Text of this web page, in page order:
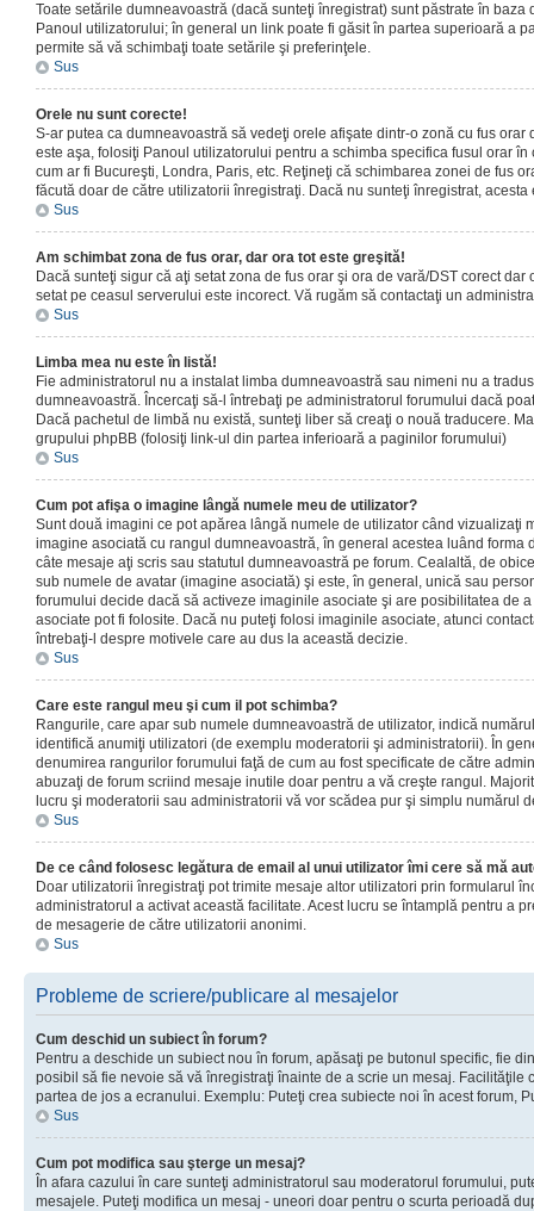
Toate setările dumneavoastră (dacă sunteţi înregistrat) sunt păstrate în baza
Panoul utilizatorului; în general un link poate fi găsit în partea superioară a
permite să vă schimbaţi toate setările şi preferinţele.
Sus
Orele nu sunt corecte!
S-ar putea ca dumneavoastră să vedeţi orele afişate dintr-o zonă cu fus orar
este aşa, folosiţi Panoul utilizatorului pentru a schimba specifica fusul orar
cum ar fi Bucureşti, Londra, Paris, etc. Reţineţi că schimbarea zonei de fus
făcută doar de către utilizatorii înregistraţi. Dacă nu sunteţi înregistrat, acesta
Sus
Am schimbat zona de fus orar, dar ora tot este greşită!
Dacă sunteţi sigur că aţi setat zona de fus orar şi ora de vară/DST corect
setat pe ceasul serverului este incorect. Vă rugăm să contactaţi un
Sus
Limba mea nu este în listă!
Fie administratorul nu a instalat limba dumneavoastră sau nimeni nu a
dumneavoastră. Încercaţi să-l întrebaţi pe administratorul forumului dacă
Dacă pachetul de limbă nu există, sunteţi liber să creaţi o nouă traducere.
grupului phpBB (folosiţi link-ul din partea inferioară a paginilor forumului)
Sus
Cum pot afişa o imagine lângă numele meu de utilizator?
Sunt două imagini ce pot apărea lângă numele de utilizator când vizualizaţi
imagine asociată cu rangul dumneavoastră, în general acestea luând forma
câte mesaje aţi scris sau statutul dumneavoastră pe forum. Cealaltă, de
sub numele de avatar (imagine asociată) şi este, în general, unică sau
forumului decide dacă să activeze imaginile asociate şi are posibilitatea de
asociate pot fi folosite. Dacă nu puteţi folosi imaginile asociate, atunci
întrebaţi-l despre motivele care au dus la această decizie.
Sus
Care este rangul meu şi cum il pot schimba?
Rangurile, care apar sub numele dumneavoastră de utilizator, indică
identifică anumiţi utilizatori (de exemplu moderatorii şi administratorii). În
denumirea rangurilor forumului faţă de cum au fost specificate de către
abuzaţi de forum scriind mesaje inutile doar pentru a vă creşte rangul.
lucru şi moderatorii sau administratorii vă vor scădea pur şi simplu numărul
Sus
De ce când folosesc legătura de email al unui utilizator îmi cere să mă
Doar utilizatorii înregistraţi pot trimite mesaje altor utilizatori prin formularul
administratorul a activat această facilitate. Acest lucru se întamplă pentru a
de mesagerie de către utilizatorii anonimi.
Sus
Probleme de scriere/publicare al mesajelor
Cum deschid un subiect în forum?
Pentru a deschide un subiect nou în forum, apăsaţi pe butonul specific, fie
posibil să fie nevoie să vă înregistraţi înainte de a scrie un mesaj. Facilităţile
partea de jos a ecranului. Exemplu: Puteţi crea subiecte noi în acest forum,
Sus
Cum pot modifica sau şterge un mesaj?
În afara cazului în care sunteţi administratorul sau moderatorul forumului,
mesajele. Puteţi modifica un mesaj - uneori doar pentru o scurta perioadă